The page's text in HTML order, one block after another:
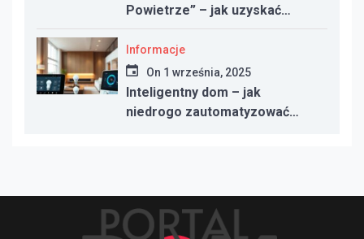
Powietrze” – jak uzyskać
dotację w 2025 roku
Informacje
On 1 września, 2025
Inteligentny dom – jak
niedrogo zautomatyzować